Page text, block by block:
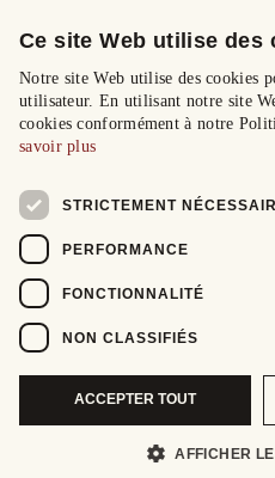
Ce site Web utilise des
Notre site Web utilise des cookies
utilisateur. En utilisant notre site
cookies conformément à notre
savoir plus
STRICTEMENT
PERFORMANCE
FONCTIONNALITÉ
NON CLASSIFIÉS
ACCEPTER TOUT
AFFICHER